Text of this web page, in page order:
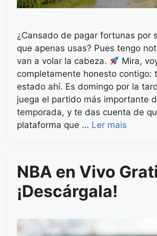
¿Cansado de pagar fortunas por
que apenas usas? Pues tengo
van a volar la cabeza.
Mira,
completamente honesto contigo:
estado ahí. Es domingo por la
juega el partido más importante
temporada, y te das cuenta de
plataforma que … Ler mais
NBA en Vivo
¡Descárgala!